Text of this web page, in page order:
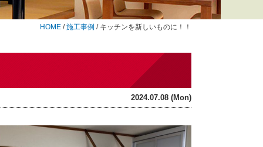
HOME /施工事例 / キッチンを新しいものに！！
2024.07.08 (Mon)